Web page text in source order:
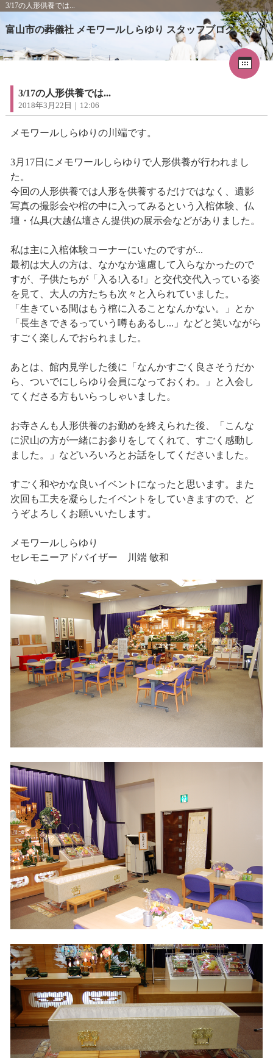
3/17の人形供養では...
富山市の葬儀社 メモワールしらゆり スタッフブログ
2
3
4 5
10
11 12
17
18 19 20 21 22
23
24
25 26 27
3/17の人形供養では...
2018年3月22日｜12:06
メモワールしらゆりの川端です。
3月17日にメモワールしらゆりで人形供養が行われまし
た。
今回の人形供養では人形を供養するだけではなく、遺影
写真の撮影会や棺の中に入ってみるという入棺体験、仏
壇・仏具(大越仏壇さん提供)の展示会などがありました。
私は主に入棺体験コーナーにいたのですが...
最初は大人の方は、なかなか遠慮して入らなかったので
すが、子供たちが「入る!入る!」と交代交代入っている姿
を見て、大人の方たちも次々と入られていました。
「生きている間はもう棺に入ることなんかない。」とか
「長生きできるっていう噂もあるし...」などと笑いながら
すごく楽しんでおられました。
あとは、館内見学した後に「なんかすごく良さそうだか
ら、ついでにしらゆり会員になっておくわ。」と入会し
てくださる方もいらっしゃいました。
お寺さんも人形供養のお勤めを終えられた後、「こんな
に沢山の方が一緒にお参りをしてくれて、すごく感動し
ました。」などいろいろとお話をしてくださいました。
すごく和やかな良いイベントになったと思います。また
次回も工夫を凝らしたイベントをしていきますので、ど
うぞよろしくお願いいたします。
メモワールしらゆり
セレモニーアドバイザー 川端 敏和